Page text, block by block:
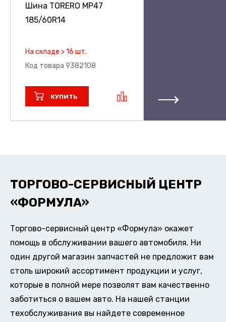
Шина TORERO MP47
185/60R14
На складе > 16 шт.
Код товара 9382108
КУПИТЬ
ТОРГОВО-СЕРВИСНЫЙ ЦЕНТР
«ФОРМУЛА»
Торгово-сервисный центр «Формула» окажет
помощь в обслуживании вашего автомобиля. Ни
один другой магазин запчастей не предложит вам
столь широкий ассортимент продукции и услуг,
которые в полной мере позволят вам качественно
заботиться о вашем авто. На нашей станции
техобслуживания вы найдете современное